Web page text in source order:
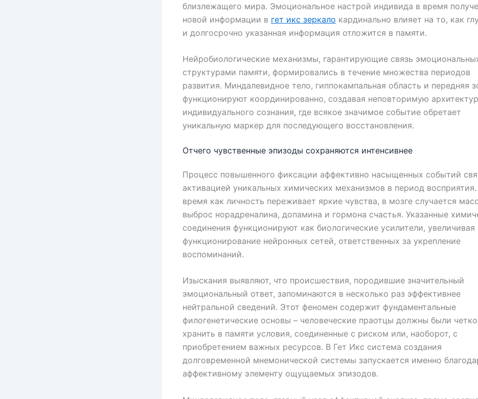
близлежащего мира. Эмоциональное настрой индивида в время
новой информации в гет икс зеркало кардинально влияет на то, как
и долгосрочно указанная информация отложится в памяти.
Нейробиологические механизмы, гарантирующие связь
структурами памяти, формировались в течение множества периодов
развития. Миндалевидное тело, гиппокампальная область и передняя
функционируют координированно, создавая неповторимую
индивидуального сознания, где всякое значимое событие обретает
уникальную маркер для последующего восстановления.
Отчего чувственные эпизоды сохраняются интенсивнее
Процесс повышенного фиксации аффективно насыщенных событий
активацией уникальных химических механизмов в период
время как личность переживает яркие чувства, в мозге случается
выброс норадреналина, допамина и гормона счастья. Указанные
соединения функционируют как биологические усилители, увеличивая
функционирование нейронных сетей, ответственных за укрепление
воспоминаний.
Изыскания выявляют, что происшествия, породившие значительный
эмоциональный ответ, запоминаются в несколько раз эффективнее
нейтральной сведений. Этот феномен содержит фундаментальные
филогенетические основы – человеческие праотцы должны были четко
хранить в памяти условия, соединенные с риском или, наоборот, с
приобретением важных ресурсов. В Гет Икс система создания
долговременной мнемонической системы запускается именно
аффективному элементу ощущаемых эпизодов.